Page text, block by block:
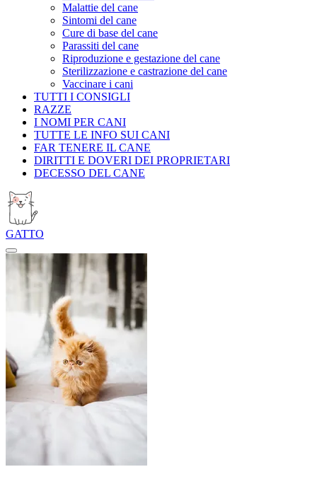
Malattie del cane
Sintomi del cane
Cure di base del cane
Parassiti del cane
Riproduzione e gestazione del cane
Sterilizzazione e castrazione del cane
Vaccinare i cani
TUTTI I CONSIGLI
RAZZE
I NOMI PER CANI
TUTTE LE INFO SUI CANI
FAR TENERE IL CANE
DIRITTI E DOVERI DEI PROPRIETARI
DECESSO DEL CANE
GATTO